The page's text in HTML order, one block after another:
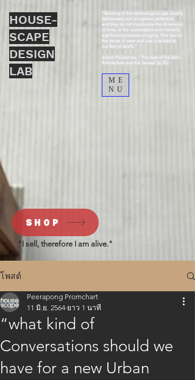
“Building of this technological age usually
deliberately aim at ageless perfection,
and they do not incorporate the dimension
of time, or the unavoidable and mentally
significant processes of aging. This fear of
the traces of wear and age is related to
our fear of death.”
Juhani Pallasmaa, “The eyes of the skin :
Architecture and the Senses”(p.32).
ME
NU
HOUSE-
SCAPE
DESIGN
LAB
SHOP
"I sell, therefore I am alive."
โพสต์
“what kind of
Conversations should we
have for a new Urban
Peerapong Promchart
11 มิ.ย. 2564 ยาว 1 นาที